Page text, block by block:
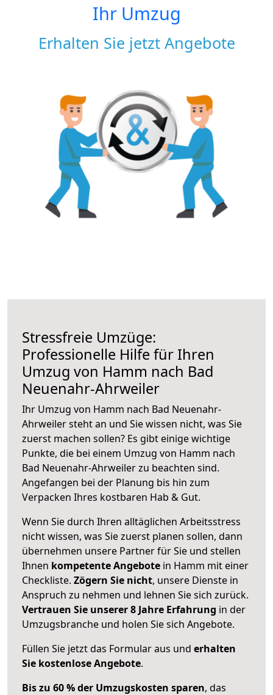
Ihr Umzug
Erhalten Sie jetzt Angebote
Stressfreie Umzüge:
Professionelle Hilfe für Ihren
Umzug von Hamm nach Bad
Neuenahr-Ahrweiler
Ihr Umzug von Hamm nach Bad Neuenahr-
Ahrweiler steht an und Sie wissen nicht, was Sie
zuerst machen sollen? Es gibt einige wichtige
Punkte, die bei einem Umzug von Hamm nach
Bad Neuenahr-Ahrweiler zu beachten sind.
Angefangen bei der Planung bis hin zum
Verpacken Ihres kostbaren Hab & Gut.
Wenn Sie durch Ihren alltäglichen Arbeitsstress
nicht wissen, was Sie zuerst planen sollen, dann
übernehmen unsere Partner für Sie und stellen
Ihnen kompetente Angebote in Hamm mit einer
Checkliste. Zögern Sie nicht, unsere Dienste in
Anspruch zu nehmen und lehnen Sie sich zurück.
Vertrauen Sie unserer 8 Jahre Erfahrung in der
Umzugsbranche und holen Sie sich Angebote.
Füllen Sie jetzt das Formular aus und erhalten
Sie kostenlose Angebote.
Bis zu 60 % der Umzugskosten sparen, das